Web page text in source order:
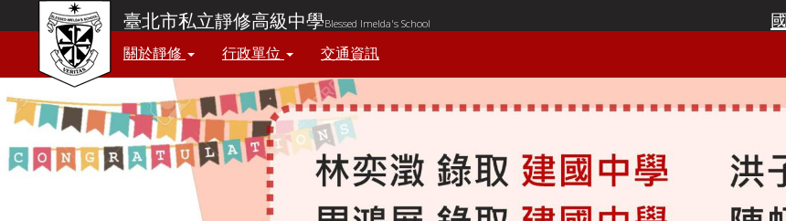
臺北市私立靜修高級中學Blessed Imelda's School
關於靜修 行政單位 交通資訊